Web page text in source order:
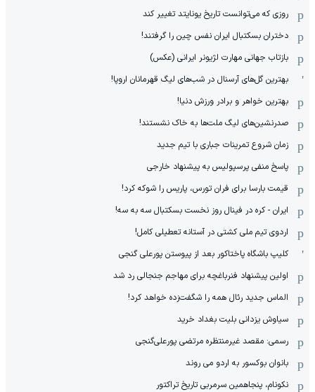
روزی که می‌توانست تاریخ یونایتد تغییر کند
دختران بسکتبال ایران نفس چین را گرفتند!
بازتاب جهانی مهارت لژیونر ایرانی (عکس)
بهترین گل‌های آرسنال در شب‌های لیگ قهرمانان اروپا!
بهترین خواهر و برادر ورزش دنیا!
صدرنشین‌های لیگ ملت‌ها به خاک نشستند!
زمان شروع تمرینات جباری با تیم جدید
پاسخ منفی پرسپولیس به پیشنهاد خارجی
قیمت بارسا برای فران تورس، پاریس را شوکه کرد!
ایران - کره در فینال روز نخست بسکتبال سه به سه!
اردوی تیم ملی کشتی در آستانه تعطیلی کامل!
کلیپ باشگاه پاختاکور بعد از پیوستن پورعلی گنجی
اولین پیشنهاد فنرباغچه برای مهاجم جنجالی رد شد
الماس جدید رئال همه را شگفت‌زده خواهد کرد!
سیاوش یزدانی بلیت بغداد خرید
رسمی: مقصد غیرمنتظره مرتضی پورعلی‌گنجی
بانوان بوکسور به اردو می روند
نکونام، پنجاهمین سرمربی تاریخ تراکتور